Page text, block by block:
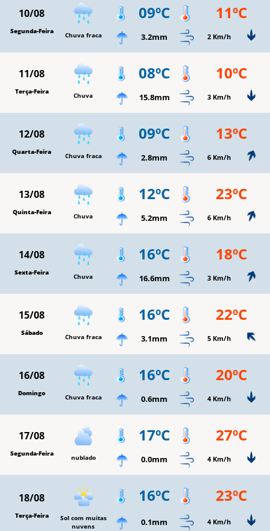
10/08
Segunda-Feira Chuva fraca
09ºC 11ºC
3.2mm 2 Km/h
11/08
Terça-Feira Chuva
08ºC 10ºC
15.8mm 3 Km/h
12/08
Quarta-Feira Chuva fraca
09ºC 13ºC
2.8mm 6 Km/h
13/08
Quinta-Feira Chuva
12ºC 23ºC
5.2mm 6 Km/h
14/08
Sexta-Feira Chuva
16ºC 18ºC
16.6mm 3 Km/h
15/08
Sábado Chuva fraca
16ºC 22ºC
3.1mm 5 Km/h
16/08
Domingo Chuva fraca
16ºC 20ºC
0.6mm 4 Km/h
17/08
Segunda-Feira nublado
17ºC 27ºC
0.0mm 4 Km/h
18/08
Terça-Feira
Sol com muitas
nuvens
16ºC 23ºC
0.1mm 4 Km/h